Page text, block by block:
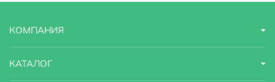
быстро и недорого.
КОМПАНИЯ
КАТАЛОГ